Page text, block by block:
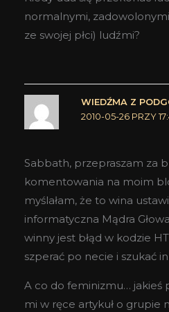
normalnymi,
ze swojej płci) ludźmi?
WIEDŹMA Z
2010-05-26 PRZY
Sabbath, przepraszam za
komentowania na moim
myślałam, że to wina
informatyczna Mądra
winny jest błąd w kodzie
szperać po necie i szukać
A co do feminizmu… jakieś
mi w ręce artykuł o grupie